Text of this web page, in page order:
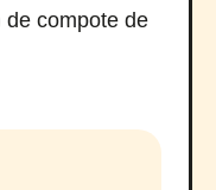
compote de